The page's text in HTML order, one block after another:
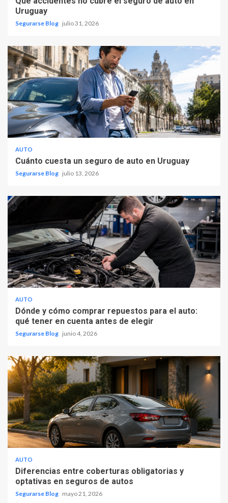
Uruguay
Segurarse Blog julio 31, 2026
AUTO
Cuánto cuesta un seguro de auto en Uruguay
Segurarse Blog julio 13, 2026
AUTO
Dónde y cómo comprar repuestos para el auto:
qué tener en cuenta antes de elegir
Segurarse Blog junio 4, 2026
AUTO
Diferencias entre coberturas obligatorias y
optativas en seguros de autos
Segurarse Blog mayo 21, 2026